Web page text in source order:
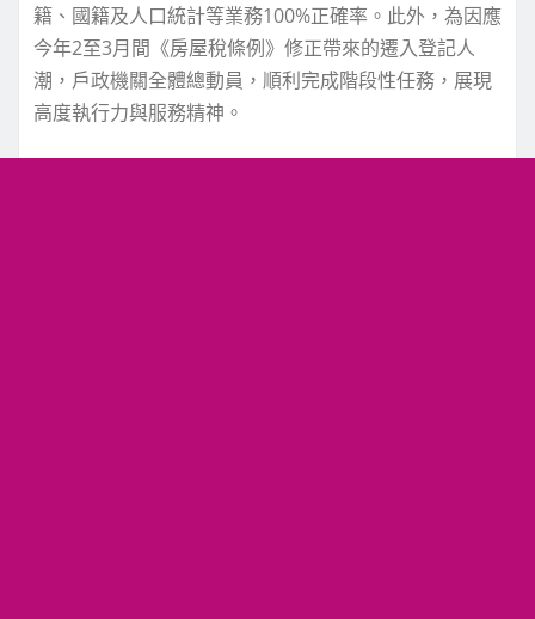
籍、國籍及人口統計等業務100%正確率。此外，為因應
今年2至3月間《房屋稅條例》修正帶來的遷入登記人
潮，戶政機關全體總動員，順利完成階段性任務，展現
高度執行力與服務精神。